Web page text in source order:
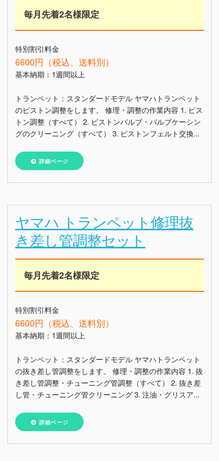
毎月先着2名様限定
特別割引料金
6600円（税込、送料別）
基本納期：1週間以上
トランペット：スタンダードモデル ヤマハトランペット
のピストン調整をします。 修理・調整の作業内容 1. ピス
トン調整（すべて） 2. ピストンバルブ・バルブケーシン
グのクリーニング（すべて） 3. ピストンフェルト交換...
詳細ページ
ヤマハ トランペット修理抜
き差し管調整セット
毎月先着2名様限定
特別割引料金
6600円（税込、送料別）
基本納期：1週間以上
トランペット：スタンダードモデル ヤマハトランペット
の抜き差し管調整をします。 修理・調整の作業内容 1. 抜
き差し管調整・チューニング管調整（すべて） 2. 抜き差
し管・チューニング管クリーニング 3. 注油・グリスア...
詳細ページ